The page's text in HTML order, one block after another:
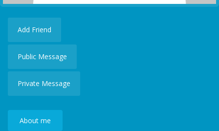
Add Friend
Public Message
Private Message
About me